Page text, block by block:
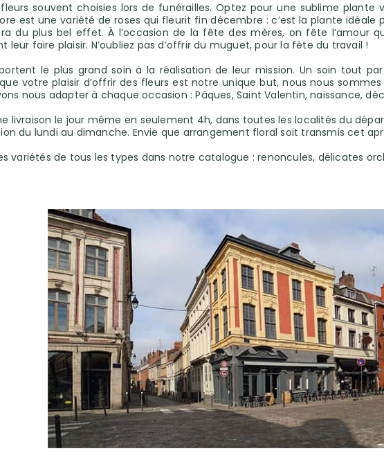
souvent choisies lors de funérailles. Optez pour une sublime
est une variété de roses qui fleurit fin décembre : c’est la plante idéale
du plus bel effet. À l’occasion de la fête des mères, on fête l’amour
leur faire plaisir. N’oubliez pas d’offrir du muguet, pour la fête du travail !
le plus grand soin à la réalisation de leur mission. Un soin tout
votre plaisir d’offrir des fleurs est notre unique but, nous nous
nous adapter à chaque occasion : Pâques, Saint Valentin, naissance,
livraison le jour même en seulement 4h, dans toutes les localités du
du lundi au dimanche. Envie que arrangement floral soit transmis cet
variétés de tous les types dans notre catalogue : renoncules, délicates